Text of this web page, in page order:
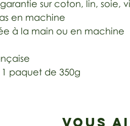
sur coton, lin, soie,
en machine
à la main ou en machine
1 paquet de 350g
VOUS